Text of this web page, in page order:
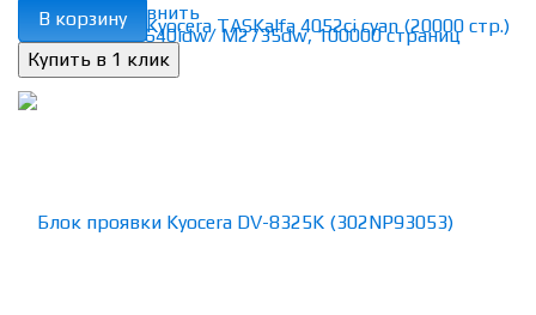
избранное сравнить
В корзину